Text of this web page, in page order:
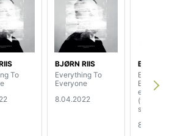
To
BJØRN RIIS
Everything To
Everyone
8.04.2022
BJØRN
edition)
(white/
splatter